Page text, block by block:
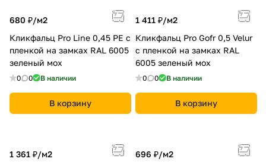
680 ₽/м2
Кликфальц Pro Line 0,45 PE с
пленкой на замках RAL 6005
зеленый мох
0 0 В наличии
В корзину
1 411 ₽/м2
Кликфальц Pro Gofr 0,5 Velur
с пленкой на замках RAL
6005 зеленый мох
0 0 В наличии
В корзину
1 361 ₽/м2
696 ₽/м2